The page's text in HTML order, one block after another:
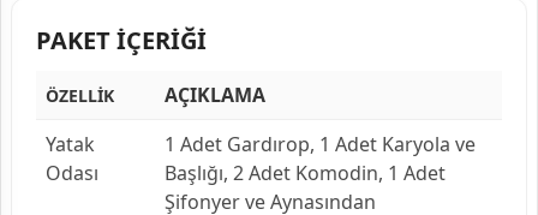
PAKET İÇERİĞİ
ÖZELLİK
AÇIKLAMA
Yatak
Odası
1 Adet Gardırop, 1 Adet Karyola ve
Başlığı, 2 Adet Komodin, 1 Adet
Şifonyer ve Aynasından